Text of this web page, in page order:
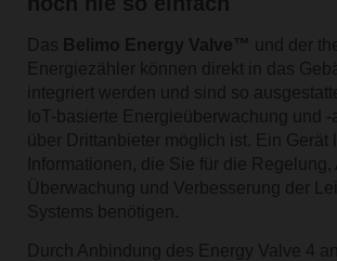
Das Belimo Energy Valve™ und der
Energiezähler können direkt in das
integriert werden und sind so
IoT-basierte Energieüberwachung und -
über Drittanbieter möglich ist. Ein Gerät
Informationen, die Sie für die
Überwachung und Verbesserung der
Systems benötigen.
Durch Anbindung des Energy Valve 4